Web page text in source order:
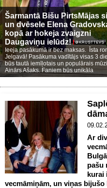
Šarmantā Bišu PirtsMājas
un dvēsele Elena
kopā ar hokeja zvaigzni
Daugaviņu ielūdz!
Ieeja pasākumā ir bez maksas. Īsta
Jelgavā! Pasākuma vadītājs visas 3
būs tautā iemīļotais un populārais
Ainārs Ašaks. Faniem būs unikāla
Ar
pašu
kurai
vecmāmiņām, un viņas